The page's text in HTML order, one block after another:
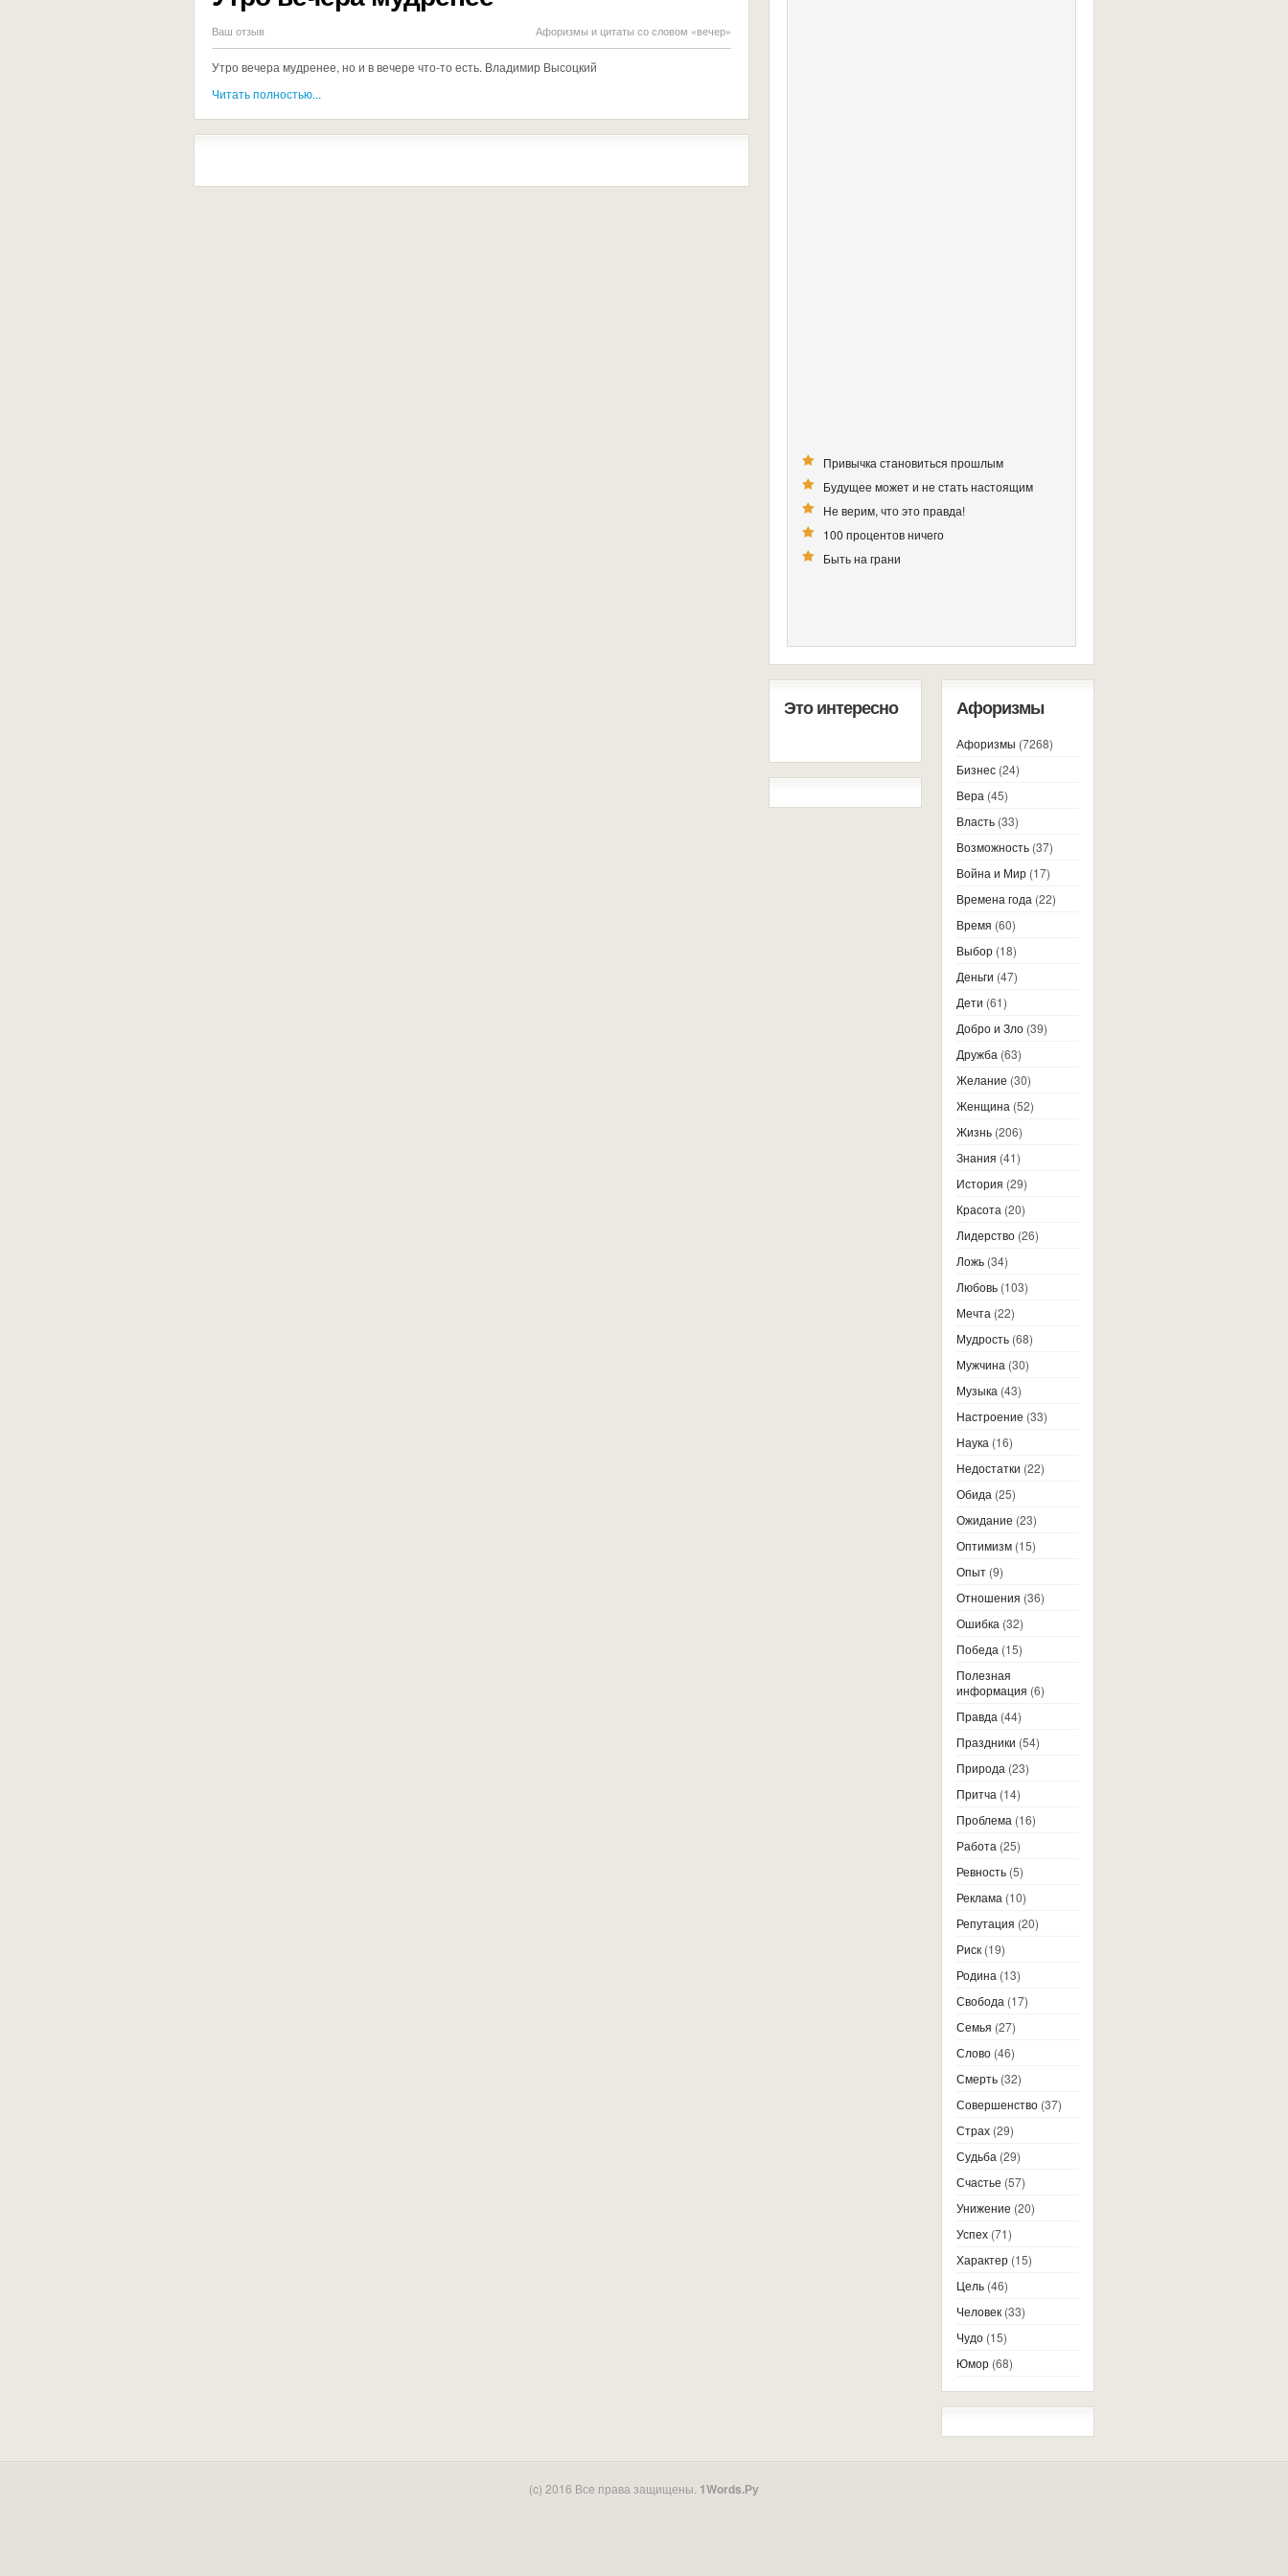
Ваш отзыв Афоризмы и цитаты со словом «вечер»
Утро вечера мудренее, но и в вечере что-то есть. Владимир Высоцкий
Читать полностью...
Привычка становиться прошлым
Будущее может и не стать настоящим
Не верим, что это правда!
100 процентов ничего
Быть на грани
Это интересно Афоризмы
Афоризмы (7268)
Бизнес (24)
Вера (45)
Власть (33)
Возможность (37)
Война и Мир (17)
Времена года (22)
Время (60)
Выбор (18)
Деньги (47)
Дети (61)
Добро и Зло (39)
Дружба (63)
Желание (30)
Женщина (52)
Жизнь (206)
Знания (41)
История (29)
Красота (20)
Лидерство (26)
Ложь (34)
Любовь (103)
Мечта (22)
Мудрость (68)
Мужчина (30)
Музыка (43)
Настроение (33)
Наука (16)
Недостатки (22)
Обида (25)
Ожидание (23)
Оптимизм (15)
Опыт (9)
Отношения (36)
Ошибка (32)
Победа (15)
Полезная
информация (6)
Правда (44)
Праздники (54)
Природа (23)
Притча (14)
Проблема (16)
Работа (25)
Ревность (5)
Реклама (10)
Репутация (20)
Риск (19)
Родина (13)
Свобода (17)
Семья (27)
Слово (46)
Смерть (32)
Совершенство (37)
Страх (29)
Судьба (29)
Счастье (57)
Унижение (20)
Успех (71)
Характер (15)
Цель (46)
Человек (33)
Чудо (15)
Юмор (68)
(c) 2016 Все права защищены. 1Words.Ру